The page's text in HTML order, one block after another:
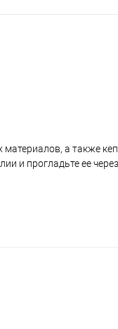
а также
и прогладьте ее через